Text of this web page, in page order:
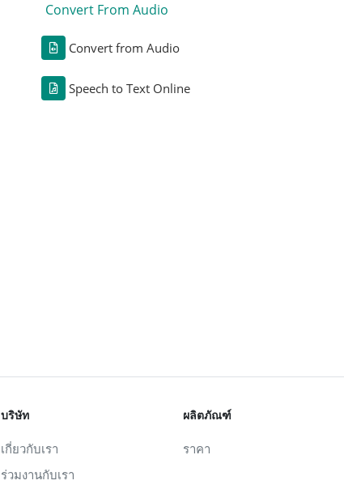
Convert From Audio
Convert from Audio
Speech to Text Online
บริษัท
เกี่ยวกับเรา
ร่วมงานกับเรา
ผลิตภัณฑ์
ราคา